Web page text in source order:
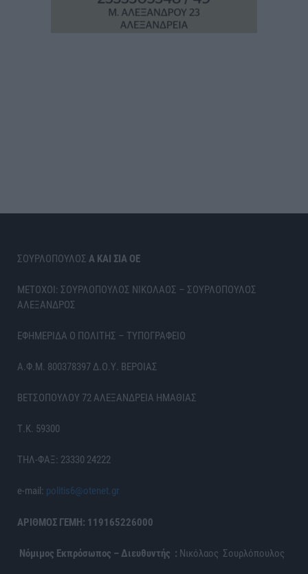
ΣΟΥΡΛΟΠΟΥΛΟΣ Α ΚΑΙ ΣΙΑ ΟΕ
ΜΕΤΟΧΟΙ: ΣΟΥΡΛΟΠΟΥΛΟΣ ΝΙΚΟΛΑΟΣ – ΣΟΥΡΛΟΠΟΥΛΟΣ
ΑΛΕΞΑΝΔΡΟΣ
ΕΦΗΜΕΡΙΔΑ Ο ΠΟΛΙΤΗΣ – ΤΥΠΟΓΡΑΦΕΙΟ
Α.Φ.Μ. 800378397 Δ.Ο.Υ. ΒΕΡΟΙΑΣ
ΒΕΤΣΟΠΟΥΛΟΥ 72 ΑΛΕΞΑΝΔΡΕΙΑ ΗΜΑΘΙΑΣ
Τ.Κ. 59300
ΤΗΛ-ΦΑΞ: 23330 24222
e-mail: politis6@otenet.gr
ΑΡΙΘΜΟΣ ΓΕΜΗ: 119165226000
Νόμιμος Εκπρόσωπος – Διευθυντής : Νικόλαος Σουρλόπουλος